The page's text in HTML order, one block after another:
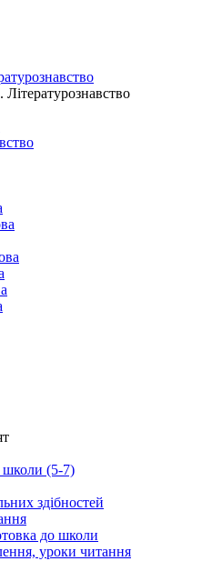
школи (5-7)
здібностей
до школи
уроки читання